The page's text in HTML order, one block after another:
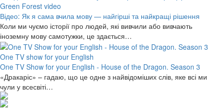
Green Forest video
Відео: Як я сама вчила мову — найгірші та найкращі рішення
Коли ми чуємо історії про людей, які вивчили або вивчають
іноземну мову самотужки, це здається…
One TV show for your English
One TV Show for your English - House of the Dragon. Season 3
«Дракаріс» – гадаю, що це одне з найвідоміших слів, яке всі ми
чули у всесвіті…